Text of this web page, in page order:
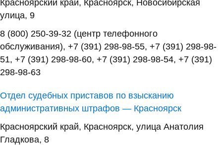
Красноярский край, Красноярск, Новосибирская
улица, 9
8 (800) 250-39-32 (центр телефонного
обслуживания), +7 (391) 298-98-55, +7 (391) 298-98-
51, +7 (391) 298-98-60, +7 (391) 298-98-54, +7 (391)
298-98-63
Отдел судебных приставов по взысканию
административных штрафов — Красноярск
Красноярский край, Красноярск, улица Анатолия
Гладкова, 8